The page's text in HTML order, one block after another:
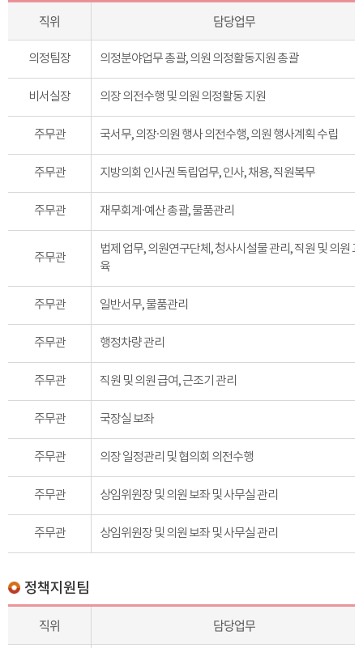
직위 담당업무
의정팀장 의정분야업무 총괄, 의원 의정활동지원 총괄
비서실장 의장 의전수행 및 의원 의정활동 지원
주무관 국서무, 의장·의원 행사 의전수행, 의원 행사계획 수립
주무관 지방의회 인사권 독립업무, 인사, 채용, 직원복무
주무관 재무회계·예산 총괄, 물품관리
주무관
법제 업무, 의원연구단체, 청사시설물 관리, 직원 및 의원 교
육
주무관 일반서무, 물품관리
주무관 행정차량 관리
주무관 직원 및 의원 급여, 근조기 관리
주무관 국장실 보좌
주무관 의장 일정관리 및 협의회 의전수행
주무관 상임위원장 및 의원 보좌 및 사무실 관리
주무관 상임위원장 및 의원 보좌 및 사무실 관리
정책지원팀
직위 담당업무